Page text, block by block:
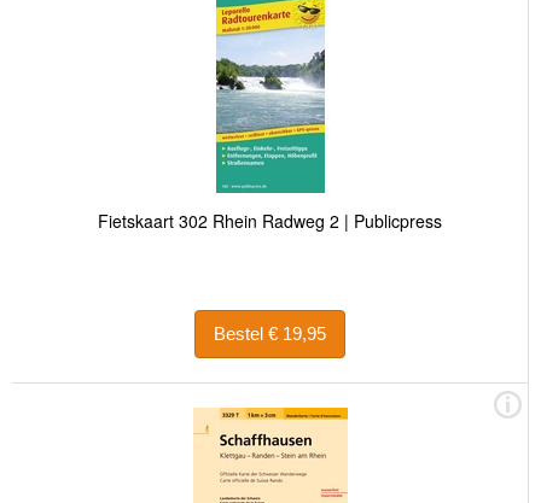
Fietskaart 302 Rhein Radweg 2 | Publicpress
Bestel € 19,95